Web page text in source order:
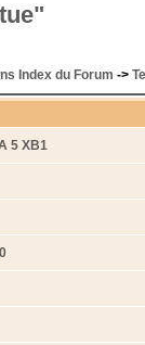
Index du Forum ->
5 XB1